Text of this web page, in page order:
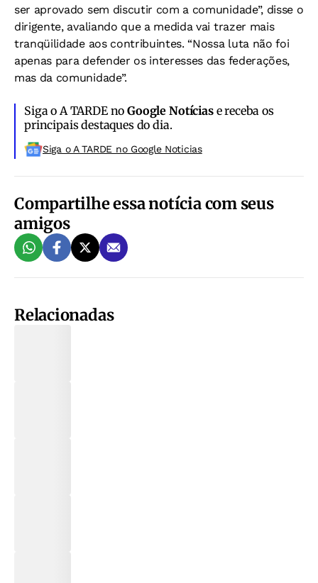
ser aprovado sem discutir com a comunidade”, disse o
dirigente, avaliando que a medida vai trazer mais
tranqüilidade aos contribuintes. “Nossa luta não foi
apenas para defender os interesses das federações,
mas da comunidade”.
Siga o A TARDE noGoogle Notíciase receba os
principais destaques do dia.
Siga o A TARDE no Google Noticias
Compartilhe essa notícia com seus
amigos
Relacionadas